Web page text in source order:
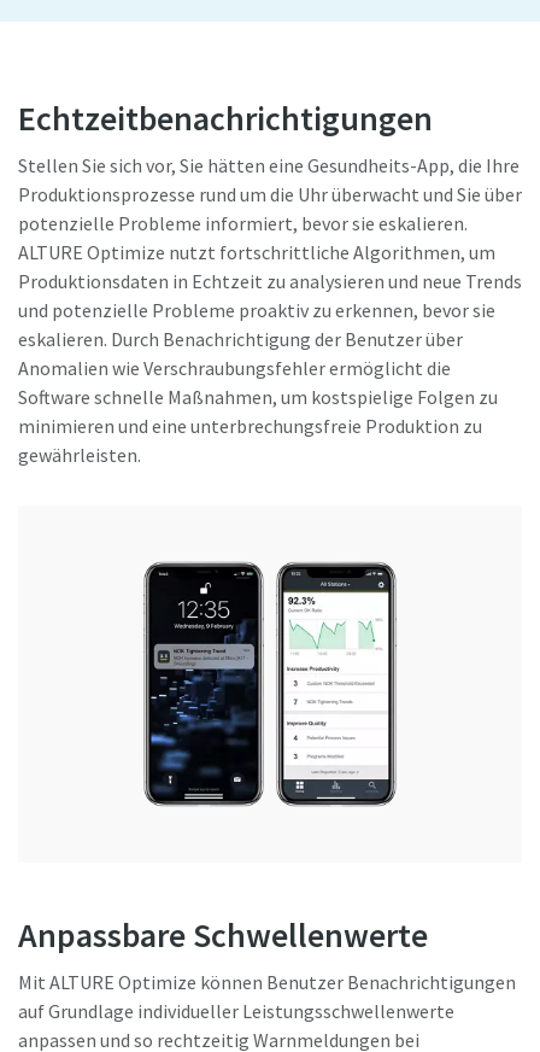
Echtzeitbenachrichtigungen
Stellen Sie sich vor, Sie hätten eine Gesundheits-App, die Ihre
Produktionsprozesse rund um die Uhr überwacht und Sie über
potenzielle Probleme informiert, bevor sie eskalieren.
ALTURE Optimize nutzt fortschrittliche Algorithmen, um
Produktionsdaten in Echtzeit zu analysieren und neue Trends
und potenzielle Probleme proaktiv zu erkennen, bevor sie
eskalieren. Durch Benachrichtigung der Benutzer über
Anomalien wie Verschraubungsfehler ermöglicht die
Software schnelle Maßnahmen, um kostspielige Folgen zu
minimieren und eine unterbrechungsfreie Produktion zu
gewährleisten.
Anpassbare Schwellenwerte
Mit ALTURE Optimize können Benutzer Benachrichtigungen
auf Grundlage individueller Leistungsschwellenwerte
anpassen und so rechtzeitig Warnmeldungen bei